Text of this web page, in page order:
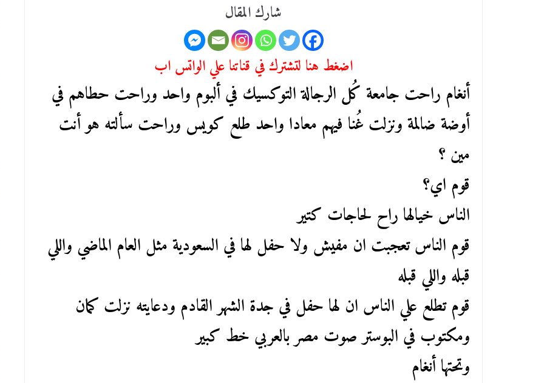
شارك المقال
اضغط هنا لتشترك في قناتنا علي الواتس اب
أنغام راحت جامعة كُل الرجالة التوكسيك في ألبوم واحد وراحت حطاهم في
أوضة ضالمة ونزلت غُنا فيهم معادا واحد طلع كويس وراحت سألته هو أنت
مين ؟
قوم اي؟
الناس خيالها راح لحاجات كتير
قوم الناس تعجبت ان مفيش ولا حفل لها في السعودية مثل العام الماضي واللي
قبله واللي قبله
قوم تطلع علي الناس ان لها حفل في جدة الشهر القادم ودعايته نزلت كمان
ومكتوب في البوستر صوت مصر بالعربي خط كبير
وتحتها أنغام